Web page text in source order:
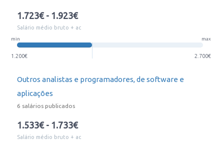
1.723€ - 1.923€
Salário médio bruto + ac
min max
1.200€ 2.700€
Outros analistas e programadores, de software e
aplicações
6 salários publicados
1.533€ - 1.733€
Salário médio bruto + ac